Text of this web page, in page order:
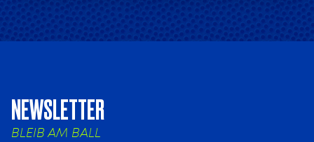
NEWSLETTER
BLEIB AM BALL